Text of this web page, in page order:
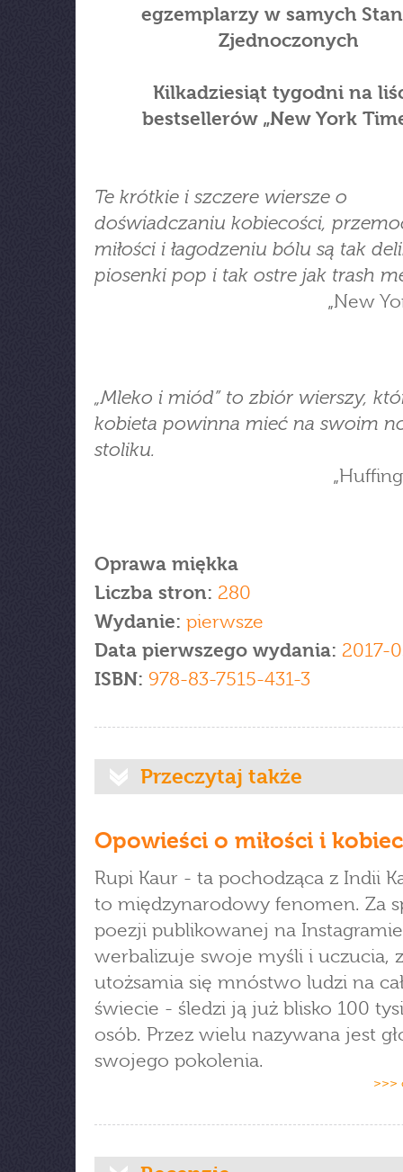
egzemplarzy w samych
Zjednoczonych
Kilkadziesiąt tygodni na
bestsellerów „New York
Te krótkie i szczere wiersze o
doświadczaniu kobiecości,
miłości i łagodzeniu bólu są tak
piosenki pop i tak ostre jak trash
„New
„Mleko i miód” to zbiór wierszy,
kobieta powinna mieć na swoim
stoliku.
Oprawa miękka
Liczba stron: 280
Wydanie: pierwsze
Data pierwszego wydania: 2017-
ISBN: 978-83-7515-431-3
Przeczytaj także
Opowieści o miłości i
Rupi Kaur - ta pochodząca z Indii
to międzynarodowy fenomen. Za
poezji publikowanej na Instagramie
werbalizuje swoje myśli i uczucia,
utożsamia się mnóstwo ludzi na
świecie - śledzi ją już blisko 100
osób. Przez wielu nazywana jest
swojego pokolenia.
>>>